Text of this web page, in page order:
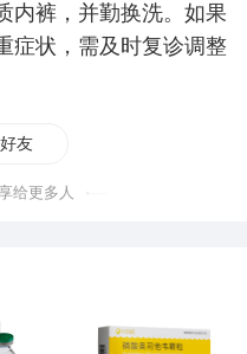
内裤，并勤换洗。如果
症状，需及时复诊调整
友
给更多人